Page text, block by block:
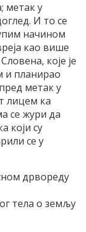
метак у
И то се
начином
као више
које је
и планирао
метак у
лицем ка
се жури да
који су
се у
дрвореду
тела о земљу